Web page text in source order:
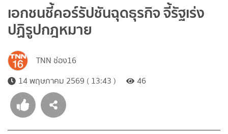
เอกชนชี้คอร์รัปชันฉุดธุรกิจ จี้รัฐเร่ง
ปฏิรูปกฎหมาย
TNN ช่อง16
14 พฤษภาคม 2569 ( 13:43 )
46